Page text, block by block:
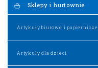
Sklepy i hurtownie
Artykuły biurowe i papiernicze
Artykuły dla dzieci